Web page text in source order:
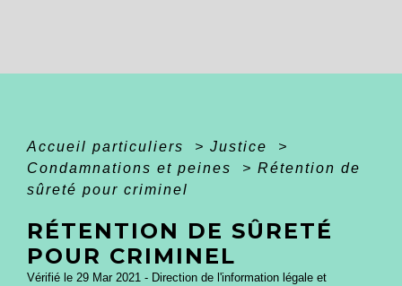
Accueil particuliers > Justice
>
Condamnations et peines
> Rétention de
sûreté pour criminel
RÉTENTION DE SÛRETÉ
POUR CRIMINEL
Vérifié le 29 Mar 2021 - Direction de l'information légale et